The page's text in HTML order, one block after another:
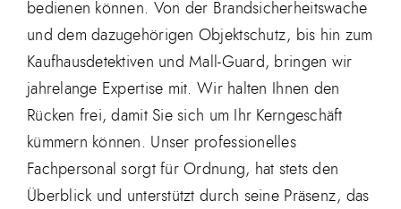
bedienen können. Von der Brandsicherheitswache
und dem dazugehörigen Objektschutz, bis hin zum
Kaufhausdetektiven und Mall-Guard, bringen wir
jahrelange Expertise mit. Wir halten Ihnen den
Rücken frei, damit Sie sich um Ihr Kerngeschäft
kümmern können. Unser professionelles
Fachpersonal sorgt für Ordnung, hat stets den
Überblick und unterstützt durch seine Präsenz, das